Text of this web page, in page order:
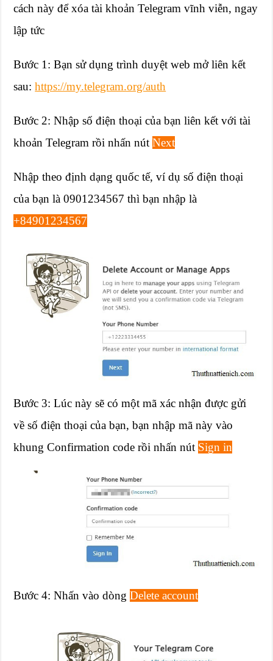
cách này để xóa tài khoản Telegram vĩnh viễn, ngay
lập tức
Bước 1: Bạn sử dụng trình duyệt web mở liên kết
sau:https://my.telegram.org/auth
Bước 2: Nhập số điện thoại của bạn liên kết với tài
khoản Telegram rồi nhấn nútNext
Nhập theo định dạng quốc tế, ví dụ số điện thoại
của bạn là 0901234567 thì bạn nhập là
+84901234567
Bước 3: Lúc này sẽ có một mã xác nhận được gửi
về số điện thoại của bạn, bạn nhập mã này vào
khung Confirmation code rồi nhấn nút Sign in
Bước 4: Nhấn vào dòngDelete account